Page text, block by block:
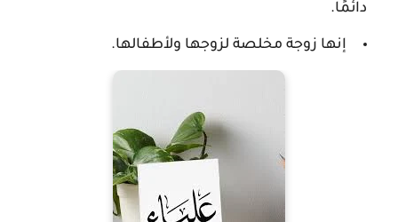
دائمًا.
إنها زوجة مخلصة لزوجها ولأطفالها.